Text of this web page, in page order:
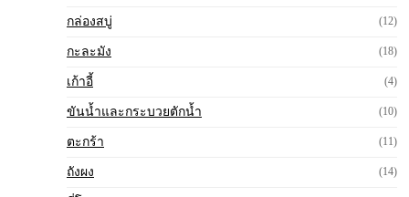
กล่องสบู่ (12)
กะละมัง (18)
เก้าอี้ (4)
ขันน้ำและกระบวยตักน้ำ (10)
ตะกร้า (11)
ถังผง (14)